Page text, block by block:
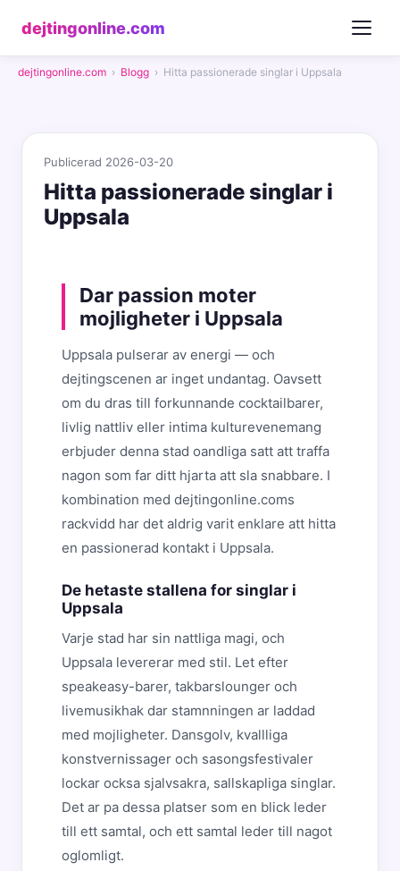
dejtingonline.com
dejtingonline.com › Blogg › Hitta passionerade singlar i Uppsala
Publicerad 2026-03-20
Hitta passionerade singlar i
Uppsala
Dar passion moter
mojligheter i Uppsala
Uppsala pulserar av energi — och
dejtingscenen ar inget undantag. Oavsett
om du dras till forkunnande cocktailbarer,
livlig nattliv eller intima kulturevenemang
erbjuder denna stad oandliga satt att traffa
nagon som far ditt hjarta att sla snabbare. I
kombination med dejtingonline.coms
rackvidd har det aldrig varit enklare att hitta
en passionerad kontakt i Uppsala.
De hetaste stallena for singlar i
Uppsala
Varje stad har sin nattliga magi, och
Uppsala levererar med stil. Let efter
speakeasy-barer, takbarslounger och
livemusikhak dar stamnningen ar laddad
med mojligheter. Dansgolv, kvallliga
konstvernissager och sasongsfestivaler
lockar ocksa sjalvsakra, sallskapliga singlar.
Det ar pa dessa platser som en blick leder
till ett samtal, och ett samtal leder till nagot
oglomligt.